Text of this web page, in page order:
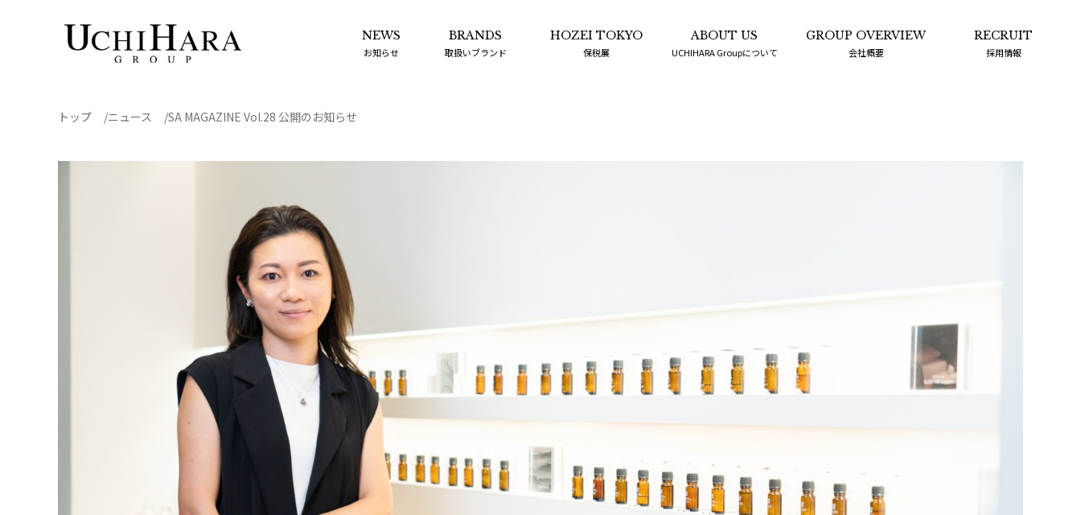
NEWS
お知らせ
BRANDS
取扱いブランド
HOZEI TOKYO
保税展
ABOUT US
UCHIHARA Groupについて
GROUP OVERVIEW
会社概要
RECRUIT
採用情報
トップ ニュース SA MAGAZINE Vol.28 公開のお知らせ